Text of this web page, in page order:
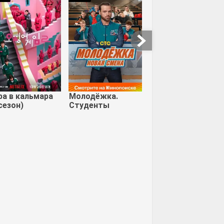
Сокол и Зимний
Солдат
Угрюм-река
в кальмара
Молодёжка.
Студенты